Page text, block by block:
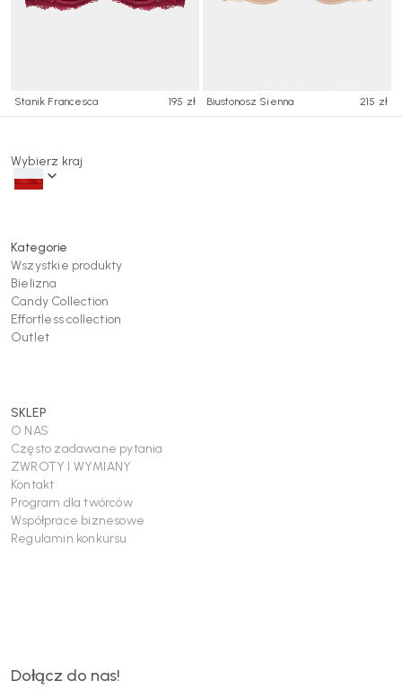
Stanik Francesca 195 zł Biustonosz Sienna 215 zł
Wybierz kraj
Kategorie
Wszystkie produkty
Bielizna
Candy Collection
Effortless collection
Outlet
SKLEP
O NAS
Często zadawane pytania
ZWROTY I WYMIANY
Kontakt
Program dla twórców
Współprace biznesowe
Regulamin konkursu
Dołącz do nas!